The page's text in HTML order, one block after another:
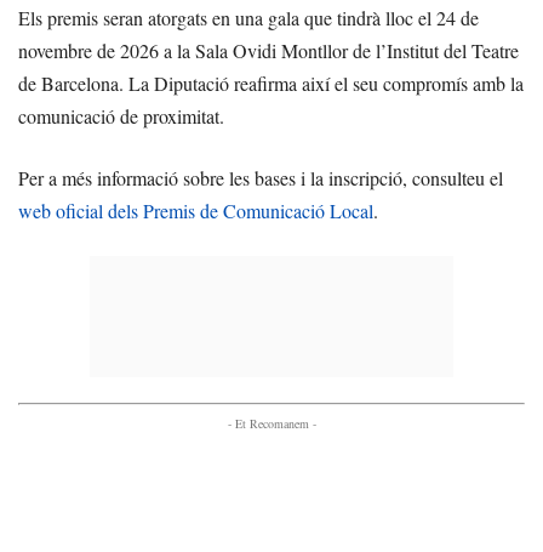
Els premis seran atorgats en una gala que tindrà lloc el 24 de
novembre de 2026 a la Sala Ovidi Montllor de l’Institut del Teatre
de Barcelona. La Diputació reafirma així el seu compromís amb la
comunicació de proximitat.
Per a més informació sobre les bases i la inscripció, consulteu el
web oficial dels Premis de Comunicació Local.
- Et Recomanem -